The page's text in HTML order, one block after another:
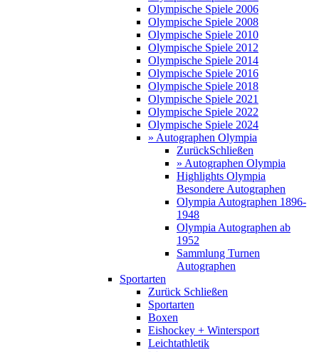
Olympische Spiele 2006
Olympische Spiele 2008
Olympische Spiele 2010
Olympische Spiele 2012
Olympische Spiele 2014
Olympische Spiele 2016
Olympische Spiele 2018
Olympische Spiele 2021
Olympische Spiele 2022
Olympische Spiele 2024
» Autographen Olympia
ZurückSchließen
» Autographen Olympia
Highlights Olympia
Besondere Autographen
Olympia Autographen 1896-
1948
Olympia Autographen ab
1952
Sammlung Turnen
Autographen
Sportarten
Zurück Schließen
Sportarten
Boxen
Eishockey + Wintersport
Leichtathletik